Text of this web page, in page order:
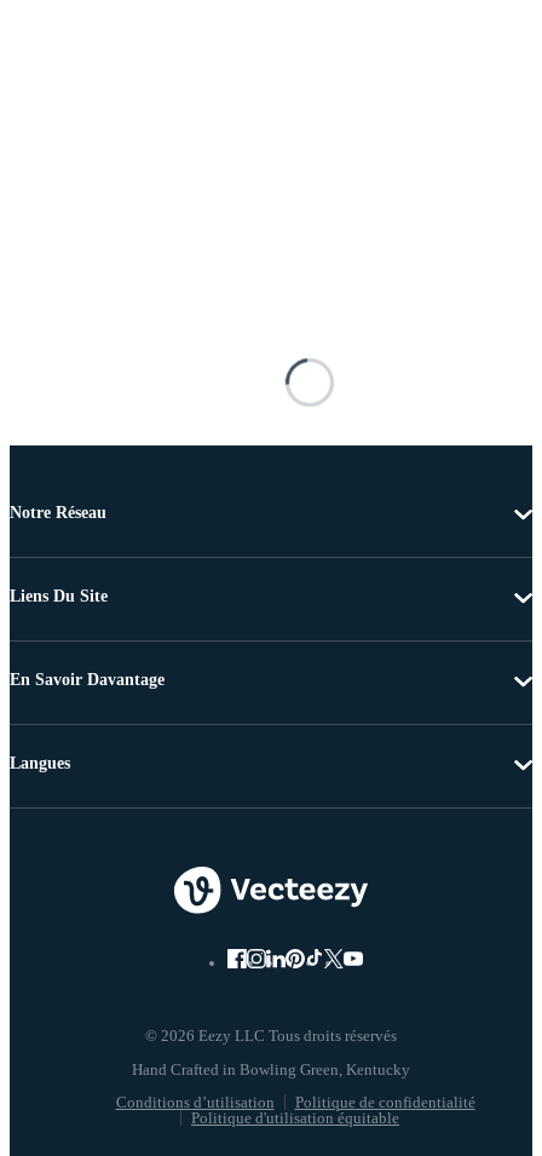
Notre Réseau
Liens Du Site
En Savoir Davantage
© 2026 Eezy LLC Tous droits réservés
Conditions d’utilisation
Politique de confidentialité
Politique d'utilisation équitable
Langues